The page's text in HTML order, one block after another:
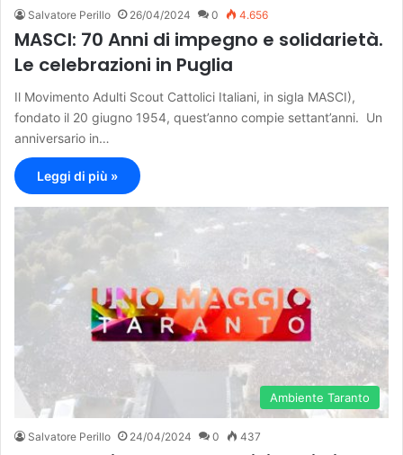
Salvatore Perillo 26/04/2024 0 4.656
MASCI: 70 Anni di impegno e solidarietà.
Le celebrazioni in Puglia
Il Movimento Adulti Scout Cattolici Italiani, in sigla MASCI),
fondato il 20 giugno 1954, quest’anno compie settant’anni. Un
anniversario in…
Leggi di più »
Ambiente Taranto
Salvatore Perillo 24/04/2024 0 437